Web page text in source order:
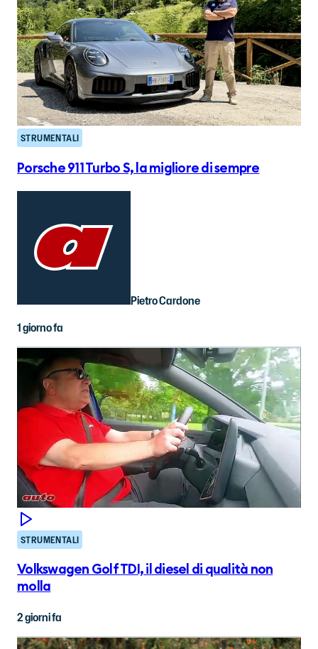
STRUMENTALI
Porsche 911 Turbo S, la migliore di sempre
Pietro Cardone
1 giorno fa
STRUMENTALI
Volkswagen Golf TDI, il diesel di qualità non
molla
2 giorni fa